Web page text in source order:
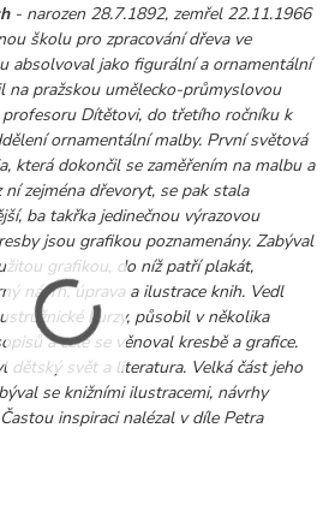
- narozen 28.7.1892, zemřel 22.11.1966
školu pro zpracování dřeva ve
absolvoval jako figurální a ornamentální
na pražskou umělecko-průmyslovou
Dítětovi, do třetího ročníku k
ornamentální malby. První světová
která dokončil se zaměřením na malbu a
zejména dřevoryt, se pak stala
ba takřka jedinečnou výrazovou
jsou grafikou poznamenány. Zabýval
grafikou, do níž patří plakát,
návrh, úprava a ilustrace knih. Vedl
kurzy, působil v několika
a cele se věnoval kresbě a grafice.
dětský svět a literatura. Velká část jeho
se knižními ilustracemi, návrhy
inspiraci nalézal v díle Petra